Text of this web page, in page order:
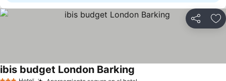
Compartir
ibis budget London Barking